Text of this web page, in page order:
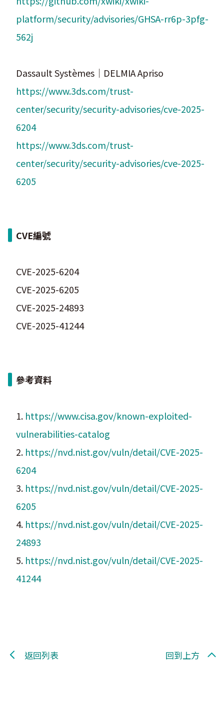
platform/security/advisories/GHSA-rr6p-3pfg-
562j
Dassault Systèmes｜DELMIA Apriso
https://www.3ds.com/trust-
center/security/security-advisories/cve-2025-
6204
https://www.3ds.com/trust-
center/security/security-advisories/cve-2025-
6205
CVE編號
CVE-2025-6204
CVE-2025-6205
CVE-2025-24893
CVE-2025-41244
參考資料
1. https://www.cisa.gov/known-exploited-
vulnerabilities-catalog
2. https://nvd.nist.gov/vuln/detail/CVE-2025-
6204
3. https://nvd.nist.gov/vuln/detail/CVE-2025-
6205
4. https://nvd.nist.gov/vuln/detail/CVE-2025-
24893
5. https://nvd.nist.gov/vuln/detail/CVE-2025-
41244
返回列表 回到上方